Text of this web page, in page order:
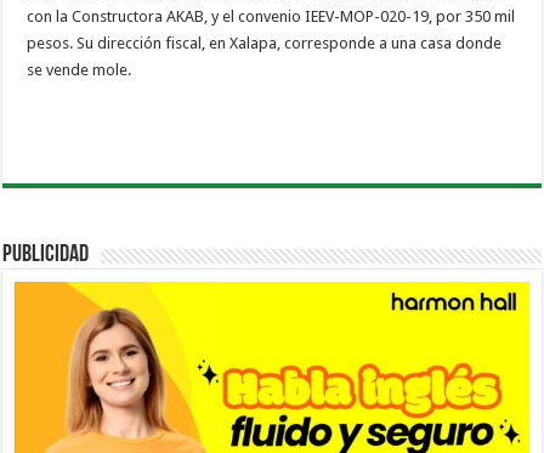
con la Constructora AKAB, y el convenio IEEV-MOP-020-19, por 350 mil
pesos. Su dirección fiscal, en Xalapa, corresponde a una casa donde
se vende mole.
PUBLICIDAD